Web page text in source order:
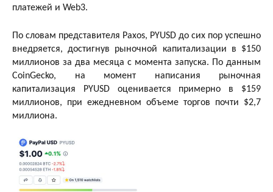
платежей и Web3.
По словам представителя Paxos, PYUSD до сих пор успешно
внедряется, достигнув рыночной капитализации в $150
миллионов за два месяца с момента запуска. По данным
CoinGecko, на момент написания рыночная
капитализация PYUSD оценивается примерно в $159
миллионов, при ежедневном объеме торгов почти $2,7
миллиона.